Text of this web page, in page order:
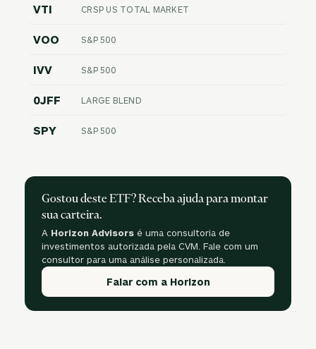
VTI CRSP US TOTAL MARKET
VOO S&P 500
IVV S&P 500
0JFF LARGE BLEND
SPY S&P 500
Gostou deste ETF? Receba ajuda para montar
sua carteira.
A Horizon Advisors é uma consultoria de
investimentos autorizada pela CVM. Fale com um
consultor para uma análise personalizada.
Falar com a Horizon